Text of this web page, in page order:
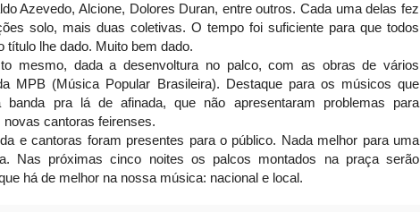
Azevedo, Alcione, Dolores Duran, entre outros. Cada uma delas fez
solo, mais duas coletivas. O tempo foi suficiente para que todos
título lhe dado. Muito bem dado.
mesmo, dada a desenvoltura no palco, com as obras de vários
MPB (Música Popular Brasileira). Destaque para os músicos que
banda pra lá de afinada, que não apresentaram problemas para
cantoras feirenses.
e cantoras foram presentes para o público. Nada melhor para uma
Nas próximas cinco noites os palcos montados na praça serão
há de melhor na nossa música: nacional e local.